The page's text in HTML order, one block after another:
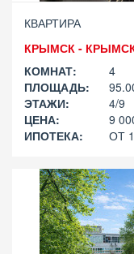
КВАРТИРА
КРЫМСК -
КОМНАТ:
4
ПЛОЩАДЬ:
ЭТАЖИ:
4/9
ЦЕНА:
9
ИПОТЕКА:
ОТ